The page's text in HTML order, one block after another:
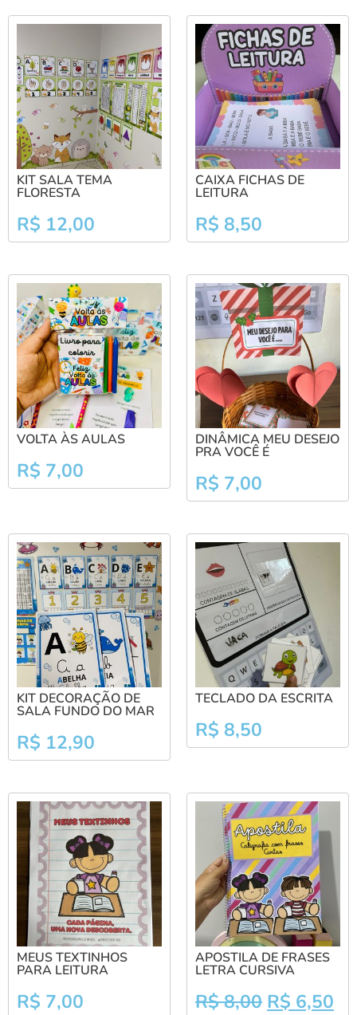
KIT SALA TEMA
FLORESTA
R$ 12,00
CAIXA FICHAS DE
LEITURA
R$ 8,50
VOLTA ÀS AULAS
R$ 7,00
DINÂMICA MEU DESEJO
PRA VOCÊ É
R$ 7,00
KIT DECORAÇÃO DE
SALA FUNDO DO MAR
R$ 12,90
TECLADO DA ESCRITA
R$ 8,50
MEUS TEXTINHOS
PARA LEITURA
R$ 7,00
APOSTILA DE FRASES
LETRA CURSIVA
R$8,00 R$ 6,50